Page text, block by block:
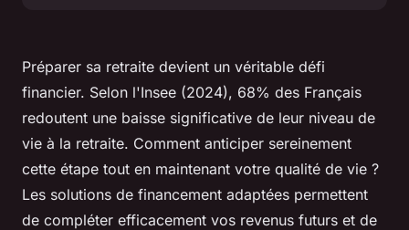
Préparer sa retraite devient un véritable défi
financier. Selon l'Insee (2024), 68% des Français
redoutent une baisse significative de leur niveau de
vie à la retraite. Comment anticiper sereinement
cette étape tout en maintenant votre qualité de vie ?
Les solutions de financement adaptées permettent
de compléter efficacement vos revenus futurs et de